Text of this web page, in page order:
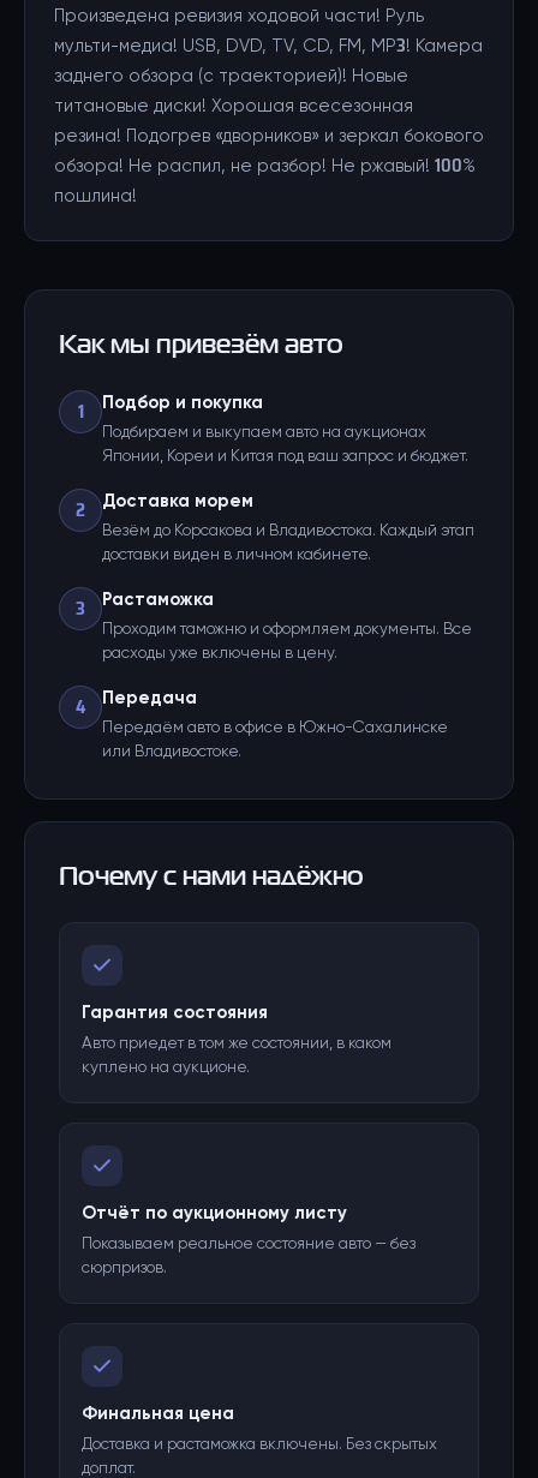
Произведена ревизия ходовой части! Руль
мульти-медиа! USB, DVD, TV, CD, FM, MP3! Камера
заднего обзора (с траекторией)! Новые
титановые диски! Хорошая всесезонная
резина! Подогрев «дворников» и зеркал бокового
обзора! Не распил, не разбор! Не ржавый! 100%
пошлина!
Как мы привезём авто
1 Подбор и покупка
Подбираем и выкупаем авто на аукционах
Японии, Кореи и Китая под ваш запрос и бюджет.
2 Доставка морем
Везём до Корсакова и Владивостока. Каждый этап
доставки виден в личном кабинете.
3 Растаможка
Проходим таможню и оформляем документы. Все
расходы уже включены в цену.
4 Передача
Передаём авто в офисе в Южно-Сахалинске
или Владивостоке.
Почему с нами надёжно
Гарантия состояния
Авто приедет в том же состоянии, в каком
куплено на аукционе.
Отчёт по аукционному листу
Показываем реальное состояние авто — без
сюрпризов.
Финальная цена
Доставка и растаможка включены. Без скрытых
доплат.